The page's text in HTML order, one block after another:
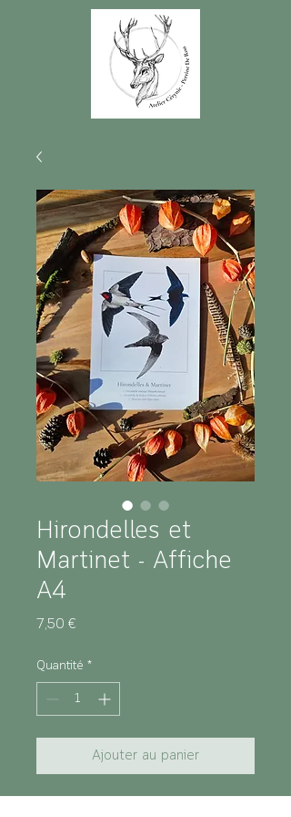
Hirondelles et
Martinet - Affiche
A4
7,50 €Prix
Quantité *
Ajouter au panier